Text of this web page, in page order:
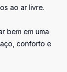
ao ar livre.
bem em uma
conforto e